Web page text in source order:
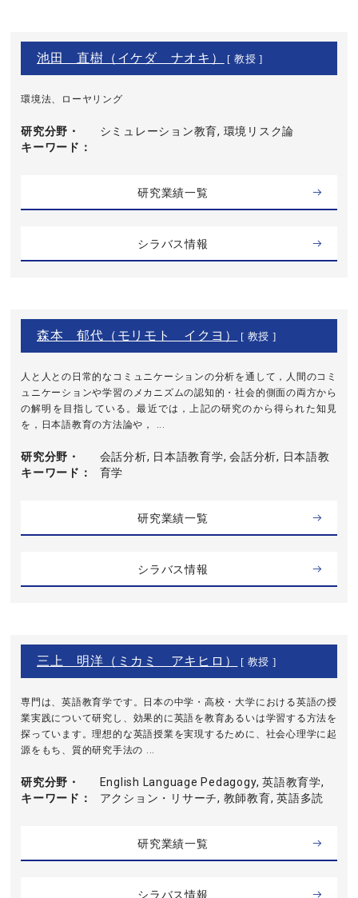
池田 直樹（イケダ ナオキ） [ 教授 ]
環境法、ローヤリング
研究分野・
キーワード
シミュレーション教育, 環境リスク論
研究業績一覧
シラバス情報
森本 郁代（モリモト イクヨ） [ 教授 ]
人と人との日常的なコミュニケーションの分析を通して，人間のコミ
ュニケーションや学習のメカニズムの認知的・社会的側面の両方から
の解明を目指している。最近では，上記の研究のから得られた知見
を，日本語教育の方法論や， ...
研究分野・
キーワード
会話分析, 日本語教育学, 会話分析, 日本語教
育学
研究業績一覧
シラバス情報
三上 明洋（ミカミ アキヒロ） [ 教授 ]
専門は、英語教育学です。日本の中学・高校・大学における英語の授
業実践について研究し、効果的に英語を教育あるいは学習する方法を
探っています。理想的な英語授業を実現するために、社会心理学に起
源をもち、質的研究手法の ...
研究分野・
キーワード
English Language Pedagogy, 英語教育学,
アクション・リサーチ, 教師教育, 英語多読
研究業績一覧
シラバス情報